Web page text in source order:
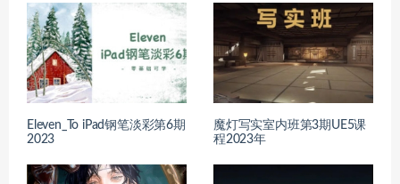
Eleven_To iPad钢笔淡彩第6期
2023
魔灯写实室内班第3期UE5课
程2023年